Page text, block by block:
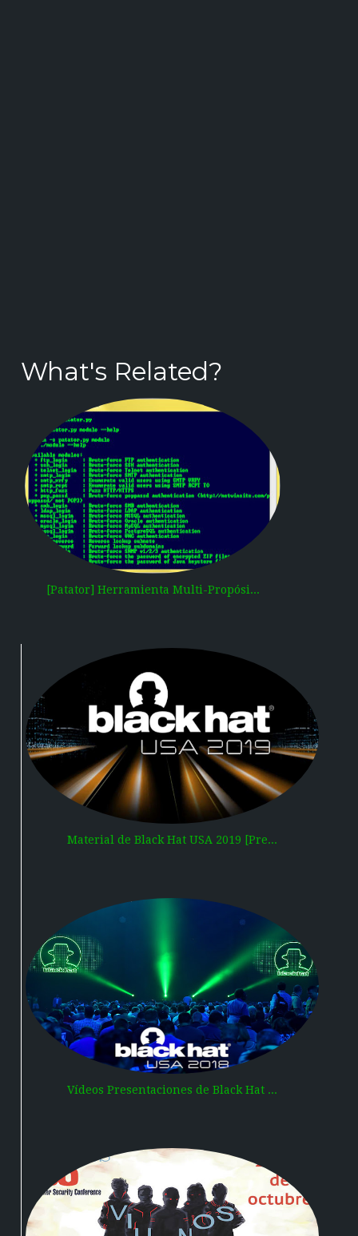
What's Related?
[Patator] Herramienta Multi-Propósi...
Material de Black Hat USA 2019 [Pre...
Vídeos Presentaciones de Black Hat ...